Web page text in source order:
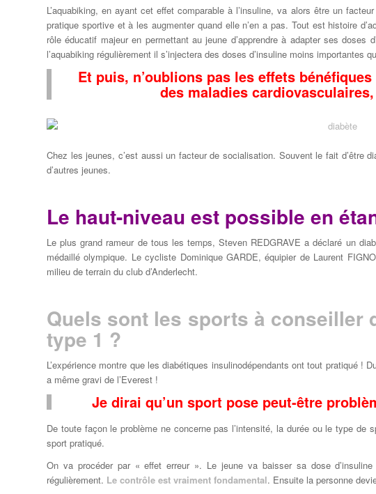
L’aquabiking, en ayant cet effet comparable à l’insuline, va alors être un
pratique sportive et à les augmenter quand elle n’en a pas. Tout est histoire
rôle éducatif majeur en permettant au jeune d’apprendre à adapter ses
l’aquabiking régulièrement il s’injectera des doses d’insuline moins importantes
Et puis, n’oublions pas les effets
des maladies
Chez les jeunes, c’est aussi un facteur de socialisation. Souvent le fait d’être
d’autres jeunes.
Le haut-niveau est possible en
Le plus grand rameur de tous les temps, Steven REDGRAVE a déclaré un
médaillé olympique. Le cycliste Dominique GARDE, équipier de Laurent
milieu de terrain du club d’Anderlecht.
Quels sont les sports à conseiller
type 1 ?
L’expérience montre que les diabétiques insulinodépendants ont tout pratiqué !
a même gravi de l’Everest !
Je dirai qu’un sport pose peut-être
De toute façon le problème ne concerne pas l’intensité, la durée ou le type
sport pratiqué.
On va procéder par « effet erreur ». Le jeune va baisser sa dose
régulièrement. Le contrôle est vraiment fondamental. Ensuite la personne